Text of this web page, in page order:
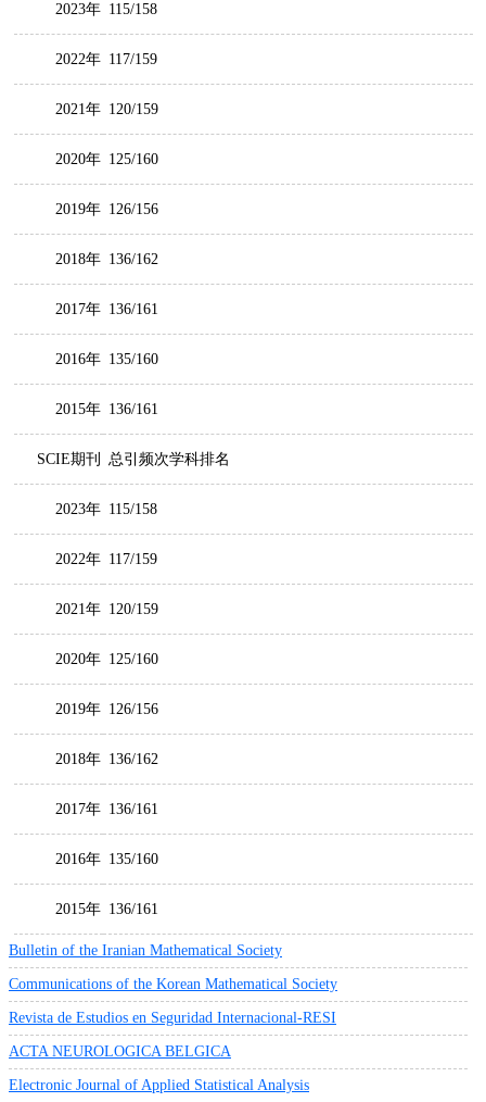
2023年 115/158
2022年 117/159
2021年 120/159
2020年 125/160
2019年 126/156
2018年 136/162
2017年 136/161
2016年 135/160
2015年 136/161
SCIE期刊 总引频次学科排名
2023年 115/158
2022年 117/159
2021年 120/159
2020年 125/160
2019年 126/156
2018年 136/162
2017年 136/161
2016年 135/160
2015年 136/161
Bulletin of the Iranian Mathematical Society
Communications of the Korean Mathematical Society
Revista de Estudios en Seguridad Internacional-RESI
ACTA NEUROLOGICA BELGICA
Electronic Journal of Applied Statistical Analysis